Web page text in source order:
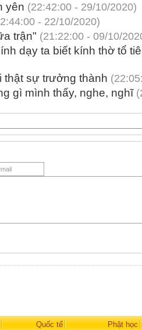
yên (22:42:00 - 29/10/2020)
- 22/10/2020)
trận" (21:22:00 - 09/10/
dạy ta biết kính thờ tổ
thật sự trưởng thành
gì mình thấy, nghe, nghĩ
Quốc tế
Phật học